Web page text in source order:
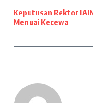
Keputusan Rektor
Menuai Kecewa